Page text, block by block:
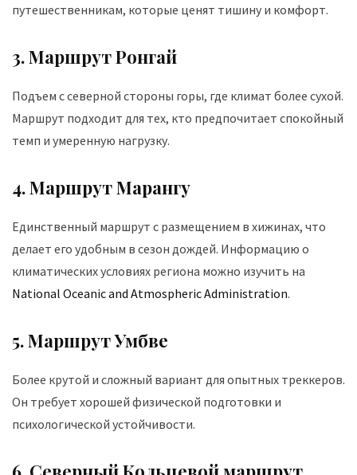
путешественникам, которые ценят тишину и комфорт.
3. Маршрут Ронгай
Подъем с северной стороны горы, где климат более сухой.
Маршрут подходит для тех, кто предпочитает спокойный
темп и умеренную нагрузку.
4. Маршрут Марангу
Единственный маршрут с размещением в хижинах, что
делает его удобным в сезон дождей. Информацию о
климатических условиях региона можно изучить на
National Oceanic and Atmospheric Administration.
5. Маршрут Умбве
Более крутой и сложный вариант для опытных треккеров.
Он требует хорошей физической подготовки и
психологической устойчивости.